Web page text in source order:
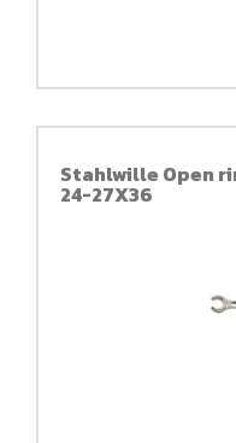
Stahlwille Open
24-27X36